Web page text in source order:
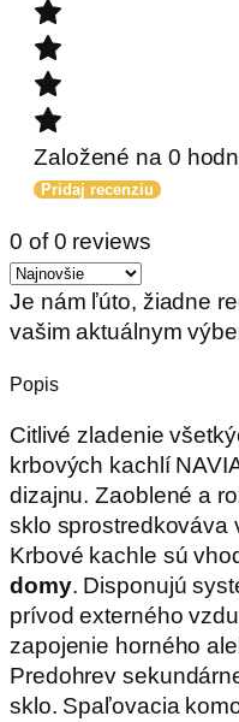
Založené na 0
Pridaj recenziu
0 of 0 reviews
Je nám ľúto, žiadne
vašim aktuálnym
Popis
Citlivé zladenie
krbových kachlí
dizajnu. Zaoblené a
sklo sprostredkováva
Krbové kachle sú
domy. Disponujú
prívod externého
zapojenie horného
Predohrev
sklo. Spaľovacia